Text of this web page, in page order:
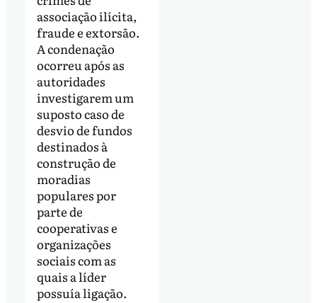
associação ilícita,
fraude e extorsão.
A condenação
ocorreu após as
autoridades
investigarem um
suposto caso de
desvio de fundos
destinados à
construção de
moradias
populares por
parte de
cooperativas e
organizações
sociais com as
quais a líder
possuía ligação.